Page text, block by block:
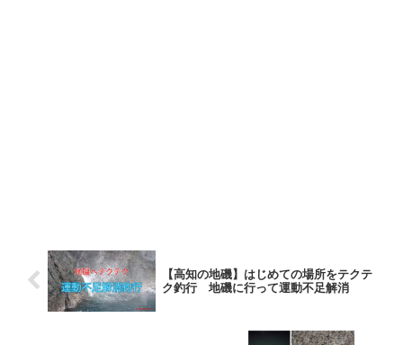
【高知の地磯】はじめての場所をテクテ
ク釣行 地磯に行って運動不足解消